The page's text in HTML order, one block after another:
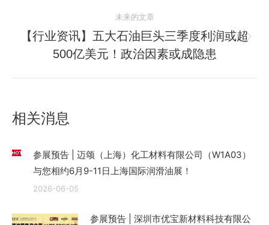
章：
未来的文章
未
来
的
【行业资讯】五大石油巨头三季度利润或超
500亿美元！政治因素或成隐患
相关消息
参展预告 | 迈颂（上海）化工材料有限公司（W1A03）
与您相约6月9-11日上海国际润滑油展！
2026-06-05
参展预告 | 深圳市优宝新材料科技有限公